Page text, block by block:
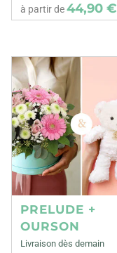
à partir de44,90 €
PRELUDE +
OURSON
Livraison dès demain